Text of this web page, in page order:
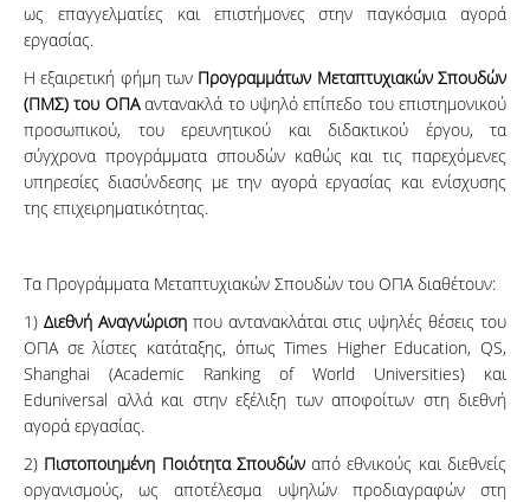
ως επαγγελματίες και επιστήμονες στην παγκόσμια αγορά
εργασίας.
Η εξαιρετική φήμη των Προγραμμάτων Μεταπτυχιακών Σπουδών
(ΠΜΣ) του ΟΠΑαντανακλά το υψηλό επίπεδο του επιστημονικού
προσωπικού, του ερευνητικού και διδακτικού έργου, τα
σύγχρονα προγράμματα σπουδών καθώς και τις παρεχόμενες
υπηρεσίες διασύνδεσης με την αγορά εργασίας και ενίσχυσης
της επιχειρηματικότητας.
Τα Προγράμματα Μεταπτυχιακών Σπουδών του ΟΠΑ διαθέτουν:
1) Διεθνή Αναγνώρισηπου αντανακλάται στις υψηλές θέσεις του
ΟΠΑ σε λίστες κατάταξης, όπως Times Higher Education, QS,
Shanghai (Academic Ranking of World Universities) και
Eduniversal αλλά και στην εξέλιξη των αποφοίτων στη διεθνή
αγορά εργασίας.
2) Πιστοποιημένη Ποιότητα Σπουδώναπό εθνικούς και διεθνείς
οργανισμούς, ως αποτέλεσμα υψηλών προδιαγραφών στη